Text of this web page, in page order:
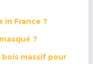
in France ?
?
massif pour